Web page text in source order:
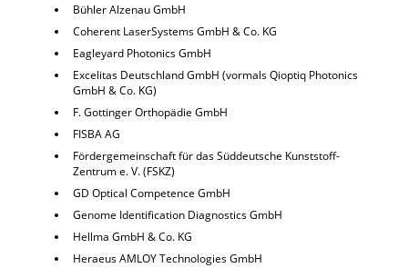
Bühler Alzenau GmbH
Coherent LaserSystems GmbH & Co. KG
Eagleyard Photonics GmbH
Excelitas Deutschland GmbH (vormals Qioptiq Photonics
GmbH & Co. KG)
F. Gottinger Orthopädie GmbH
FISBA AG
Fördergemeinschaft für das Süddeutsche Kunststoff-
Zentrum e. V. (FSKZ)
GD Optical Competence GmbH
Genome Identification Diagnostics GmbH
Hellma GmbH & Co. KG
Heraeus AMLOY Technologies GmbH